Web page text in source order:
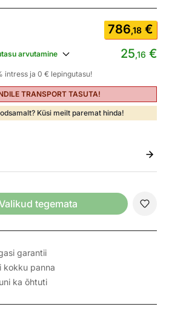
786,18 €
arvutamine 25,16 €
intress ja 0 € lepingutasu!
TRANSPORT TASUTA!
Küsi meilt paremat hinda!
tegemata
garantii
kokku panna
ka õhtuti